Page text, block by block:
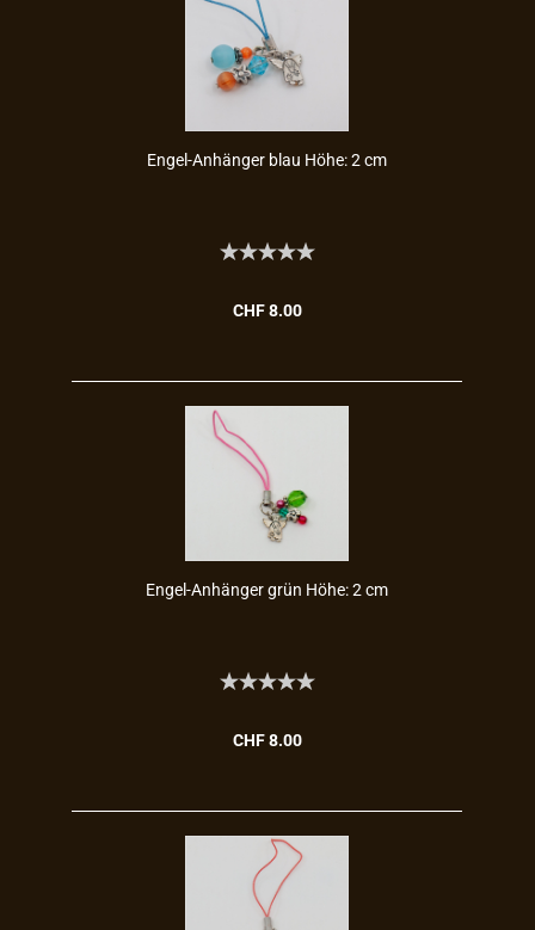
Engel-​​An­hän­ger blau Höhe: 2 cm
CHF 8.00
Engel-​​An­hän­ger grün Höhe: 2 cm
CHF 8.00